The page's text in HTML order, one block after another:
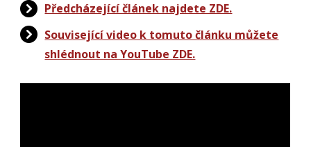
Předcházející článek najdete ZDE.
Související video k tomuto článku můžete
shlédnout na YouTube ZDE.